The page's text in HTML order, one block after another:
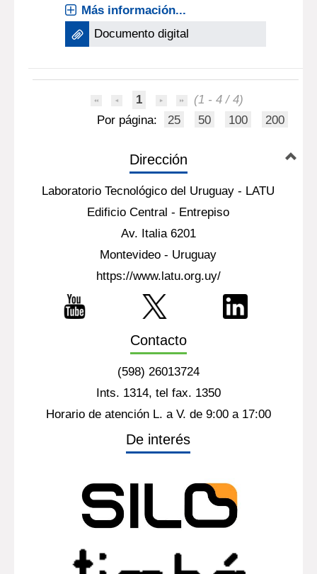
Más información...
Documento digital
1
(1 - 4 / 4)
Por página:
25 50 100 200
Dirección
Laboratorio Tecnológico del Uruguay - LATU
Edificio Central - Entrepiso
Av. Italia 6201
Montevideo - Uruguay
https://www.latu.org.uy/
Contacto
(598) 26013724
Ints. 1314, tel fax. 1350
Horario de atención L. a V. de 9:00 a 17:00
De interés